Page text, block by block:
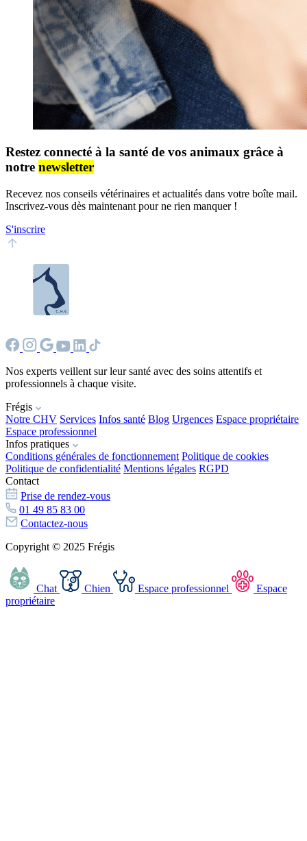
Restez connecté à la santé de vos animaux grâce à
notre newsletter
Recevez nos conseils vétérinaires et actualités dans votre boîte mail.
Inscrivez-vous dès maintenant pour ne rien manquer !
S'inscrire
Nos experts veillent sur leur santé avec des soins attentifs et
professionnels à chaque visite.
Frégis
Notre CHV Services Infos santé Blog Urgences Espace propriétaire
Espace professionnel
Infos pratiques
Conditions générales de fonctionnement Politique de cookies
Politique de confidentialité Mentions légales RGPD
Contact
Prise de rendez-vous
01 49 85 83 00
Contactez-nous
Copyright © 2025 Frégis
Chat Chien Espace professionnel
Espace
propriétaire